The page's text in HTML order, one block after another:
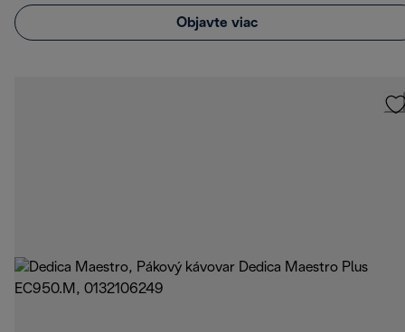
Objavte viac